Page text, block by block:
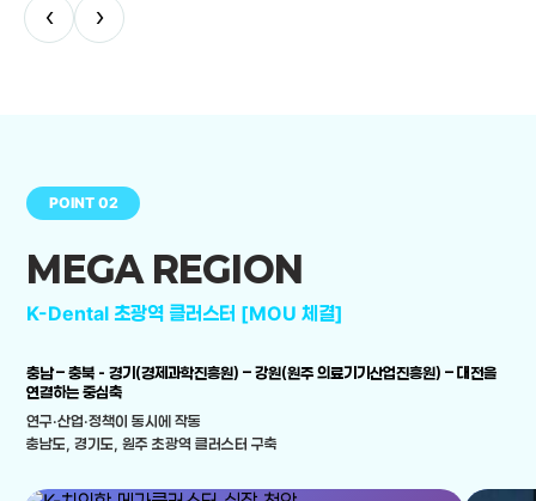
‹ ›
POINT 02
MEGA REGION
K-Dental 초광역 클러스터 [MOU 체결]
충남 – 충북 - 경기(경제과학진흥원) – 강원(원주 의료기기산업진흥원) – 대전을
연결하는 중심축
연구·산업·정책이 동시에 작동
충남도, 경기도, 원주 초광역 클러스터 구축